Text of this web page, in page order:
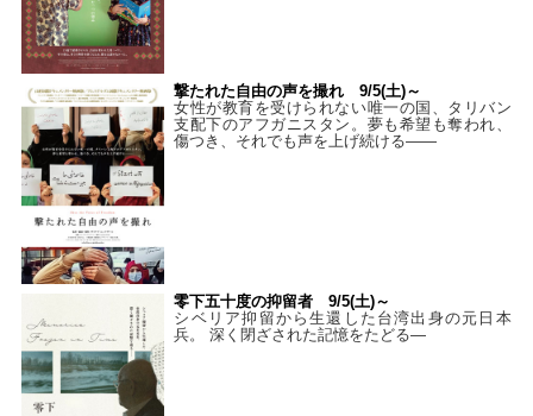
撃たれた自由の声を撮れ 9/5(土)～
女性が教育を受けられない唯一の国、タリバン
支配下のアフガニスタン。夢も希望も奪われ、
傷つき、それでも声を上げ続ける——
零下五十度の抑留者 9/5(土)～
シベリア抑留から生還した台湾出身の元日本
兵。 深く閉ざされた記憶をたどる—